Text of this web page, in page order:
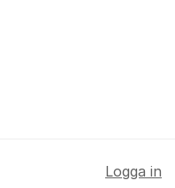
Logga in